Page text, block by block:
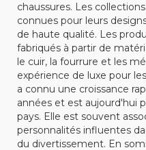
chaussures. Les
connues pour leurs
de haute qualité. Les
fabriqués à partir de
le cuir, la fourrure et les
expérience de luxe pour
a connu une croissance
années et est aujourd'hui
pays. Elle est souvent
personnalités influentes
du divertissement. En